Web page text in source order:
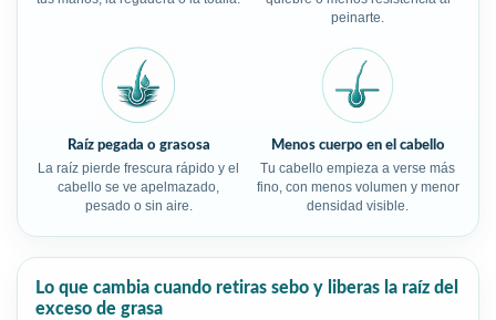
peinarte.
Raíz pegada o grasosa
La raíz pierde frescura rápido y el
cabello se ve apelmazado,
pesado o sin aire.
Menos cuerpo en el cabello
Tu cabello empieza a verse más
fino, con menos volumen y menor
densidad visible.
Lo que cambia cuando retiras sebo y liberas la raíz del
exceso de grasa